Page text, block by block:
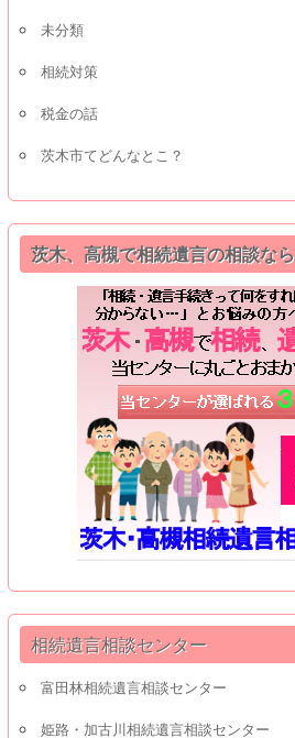
未分類
相続対策
税金の話
茨木市てどんなとこ？
茨木、高槻で相続遺言の相談なら
相続遺言相談センター
富田林相続遺言相談センター
姫路・加古川相続遺言相談センター